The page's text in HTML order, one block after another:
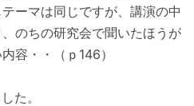
ーマは同じですが、講演の中
のちの研究会で聞いたほうが
容・・（ｐ146）
た。